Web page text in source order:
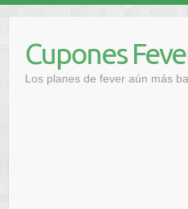
contenidoCupones
Los planes de fever aún más